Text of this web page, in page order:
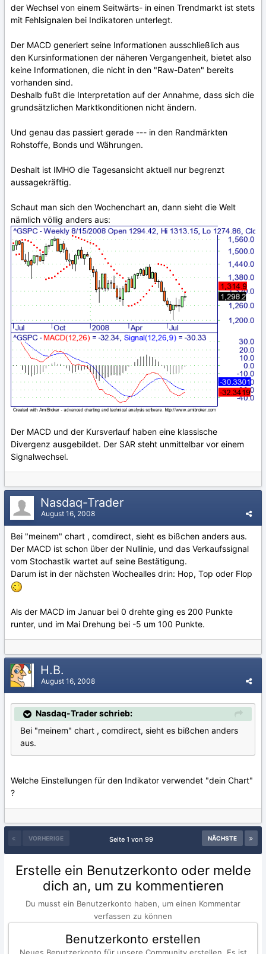
der Wechsel von einem Seitwärts- in einen Trendmarkt ist stets
mit Fehlsignalen bei Indikatoren unterlegt.
Der MACD generiert seine Informationen ausschließlich aus
den Kursinformationen der näheren Vergangenheit, bietet also
keine Informationen, die nicht in den "Raw-Daten" bereits
vorhanden sind.
Deshalb fußt die Interpretation auf der Annahme, dass sich die
grundsätzlichen Marktkonditionen nicht ändern.
Und genau das passiert gerade --- in den Randmärkten
Rohstoffe, Bonds und Währungen.
Deshalt ist IMHO die Tagesansicht aktuell nur begrenzt
aussagekräftig.
Schaut man sich den Wochenchart an, dann sieht die Welt
nämlich völlig anders aus:
Der MACD und der Kursverlauf haben eine klassische
Divergenz ausgebildet. Der SAR steht unmittelbar vor einem
Signalwechsel.
Nasdaq-Trader
August 16, 2008
Bei "meinem" chart , comdirect, sieht es bißchen anders aus.
Der MACD ist schon über der Nullinie, und das Verkaufssignal
vom Stochastik wartet auf seine Bestätigung.
Darum ist in der nächsten Wochealles drin: Hop, Top oder Flop
Als der MACD im Januar bei 0 drehte ging es 200 Punkte
runter, und im Mai Drehung bei -5 um 100 Punkte.
H.B.
August 16, 2008
Nasdaq-Trader schrieb:
Bei "meinem" chart , comdirect, sieht es bißchen anders
aus.
Welche Einstellungen für den Indikator verwendet "dein Chart"
?
VORHERIGE NÄCHSTE
Seite 1 von 99
Erstelle ein Benutzerkonto oder melde
dich an, um zu kommentieren
Du musst ein Benutzerkonto haben, um einen Kommentar
verfassen zu können
Benutzerkonto erstellen